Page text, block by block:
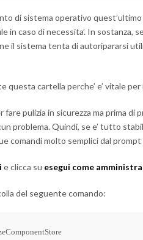
di sistema operativo quest’ultimo
in caso di necessita’. In sostanza,
il sistema tenta di autoripararsi
cartella perche’ e’ vitale per
pulizia in sicurezza ma prima di
problema. Quindi, se e’ tutto
comandi molto semplici dal prompt
e clicca su esegui come
del seguente comando: